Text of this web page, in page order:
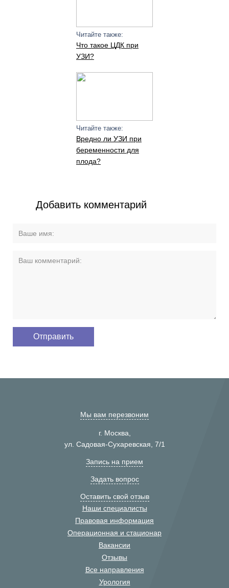
Читайте также:
Что такое ЦДК при
УЗИ?
Читайте также:
Вредно ли УЗИ при
беременности для
плода?
Добавить комментарий
Мы вам перезвоним
г. Москва,
ул. Садовая-Сухаревская, 7/1
Запись на прием
Задать вопрос
Оставить свой отзыв
Наши специалисты
Правовая информация
Операционная и стационар
Вакансии
Отзывы
Все направления
Урология